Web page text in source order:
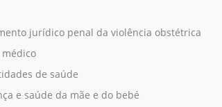
jurídico penal da violência obstétrica
de saúde
e saúde da mãe e do bebé